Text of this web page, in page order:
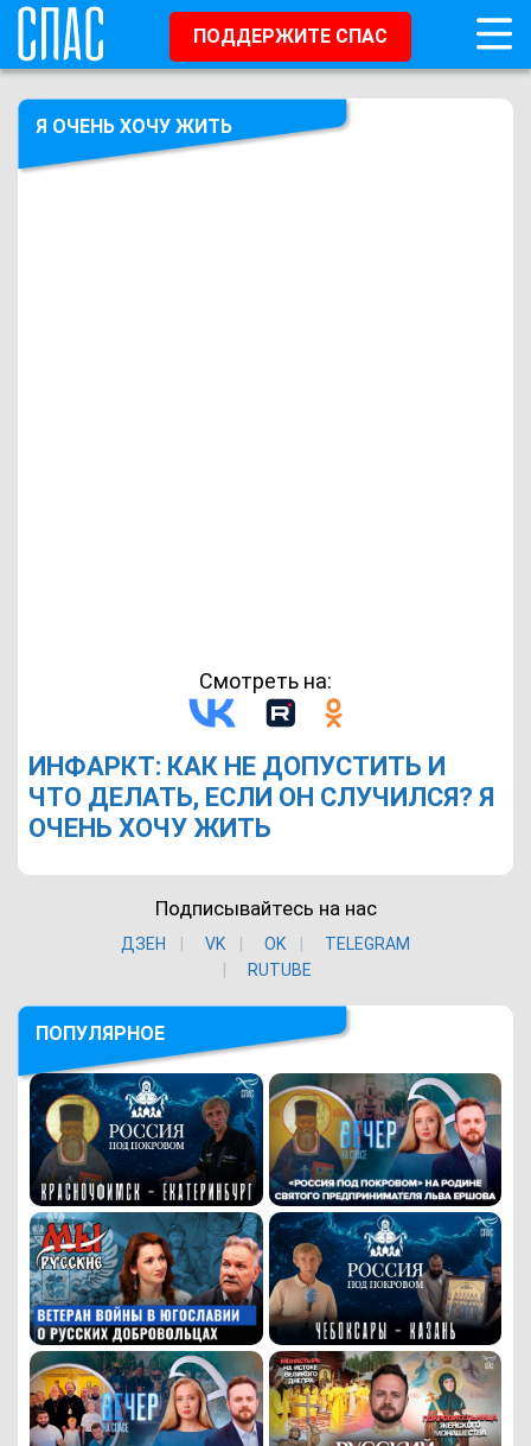
ПОДДЕРЖИТЕ СПАС
Я ОЧЕНЬ ХОЧУ ЖИТЬ
Смотреть на:
ИНФАРКТ: КАК НЕ ДОПУСТИТЬ И
ЧТО ДЕЛАТЬ, ЕСЛИ ОН СЛУЧИЛСЯ? Я
ОЧЕНЬ ХОЧУ ЖИТЬ
Подписывайтесь на нас
ДЗЕН VK ОK
TELEGRAM
RUTUBE
ПОПУЛЯРНОЕ